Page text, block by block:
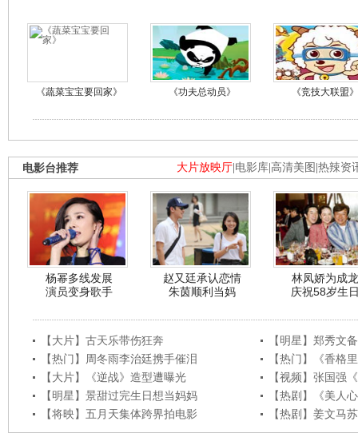
《蔬菜宝宝要回家》 《功夫总动员》 《竞技大联盟》
大片放映厅 电影库 高清美图 热辣资
电影台推荐
杨幂多线发展
演员变身歌手
赵又廷承认恋情
朱茵顺利当妈
林凤娇为成龙
庆祝58岁生
【大片】古天乐带伤狂奔
【明星】郑秀文
【热门】周冬雨李治廷携手催泪
【热门】《香格
【大片】《逆战》造型遭曝光
【视频】张国强
【明星】景甜过完生日想当妈妈
【热剧】《美人
【将映】五月天集体跨界拍电影
【热剧】姜文马